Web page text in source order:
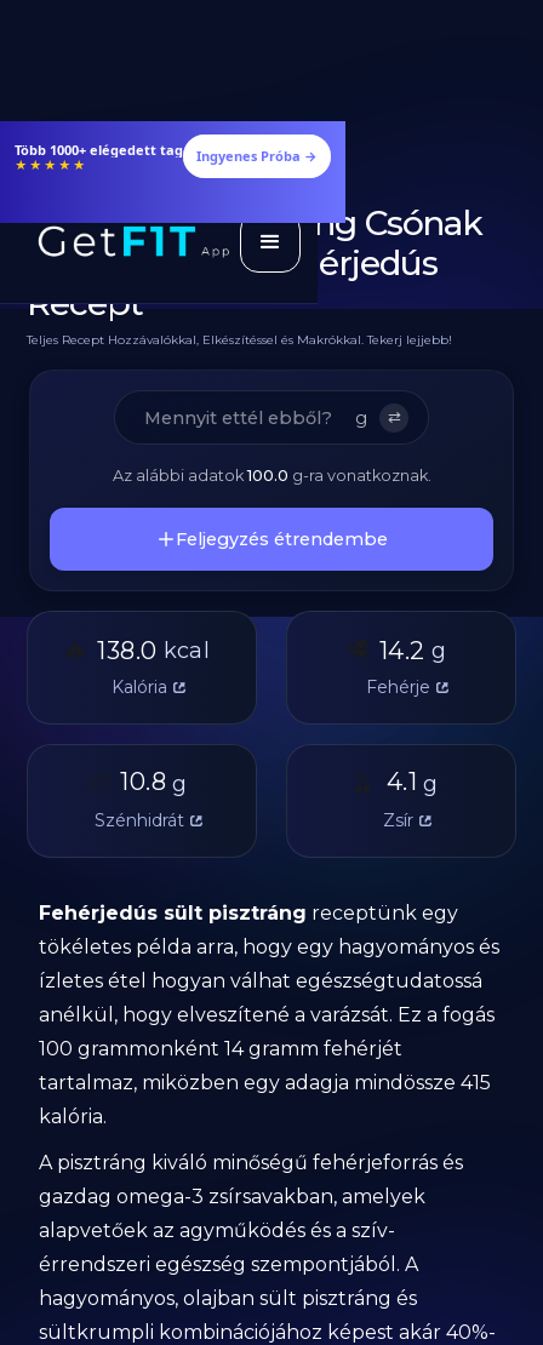
Étrendek, receptek és edzéstervek
★★★★★ Ingyenes Próba →
Diétás Sült Pisztráng Csónak
Burgonyával - Fehérjedús
Recept
Teljes Recept Hozzávalókkal, Elkészítéssel és Makrókkal. Tekerj lejjebb!
g ⇄
Az alábbi adatok100.0 g-ra vonatkoznak.
Feljegyzés étrendembe
🔥 138.0 kcal
Kalória
🥩 14.2 g
Fehérje
🥔 10.8 g
Szénhidrát
🫒 4.1 g
Zsír
Fehérjedús sült pisztráng receptünk egy
tökéletes példa arra, hogy egy hagyományos és
ízletes étel hogyan válhat egészségtudatossá
anélkül, hogy elveszítené a varázsát. Ez a fogás
100 grammonként 14 gramm fehérjét
tartalmaz, miközben egy adagja mindössze 415
kalória.
A pisztráng kiváló minőségű fehérjeforrás és
gazdag omega-3 zsírsavakban, amelyek
alapvetőek az agyműködés és a szív-
érrendszeri egészség szempontjából. A
hagyományos, olajban sült pisztráng és
sültkrumpli kombinációjához képest akár 40%-